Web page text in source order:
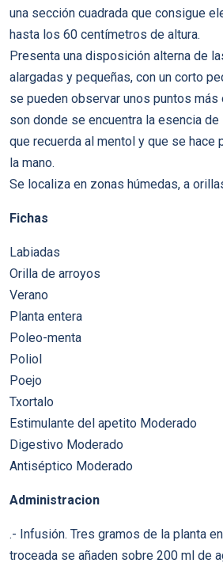
una sección cuadrada que consigue
hasta los 60 centímetros de altura.
Presenta una disposición alterna de
alargadas y pequeñas, con un corto
se pueden observar unos puntos
son donde se encuentra la esencia de
que recuerda al mentol y que se hace
la mano.
Se localiza en zonas húmedas, a
Fichas
Labiadas
Orilla de arroyos
Verano
Planta entera
Poleo-menta
Poliol
Poejo
Txortalo
Estimulante del apetito Moderado
Digestivo Moderado
Antiséptico Moderado
Administracion
.- Infusión. Tres gramos de la planta
troceada se añaden sobre 200 ml de